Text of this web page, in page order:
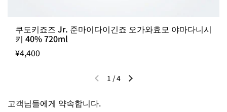
쿠도키죠즈 Jr. 준마이다이긴죠 오가와효모 야마다니시
키 40% 720ml
¥4,400
이전 슬라이드다음 슬라이드
1 /4
고객님들에게 약속합니다.